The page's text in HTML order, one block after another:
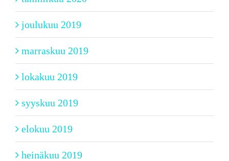
joulukuu 2019
marraskuu 2019
lokakuu 2019
syyskuu 2019
elokuu 2019
heinäkuu 2019